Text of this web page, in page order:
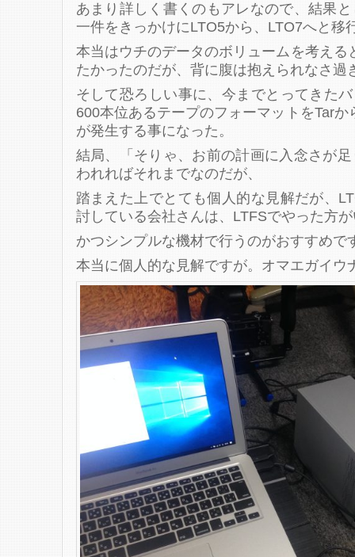
あまり詳しく書くのもアレなので、結果
一件をきっかけにLTO5から、LTO7へと移
本当はウチのデータのボリュームを考える
たかったのだが、背に腹は抱えられなさ過
そして恐ろしい事に、今までとってきた
600本位あるテープのフォーマットをTar
が発生する事になった。
結局、「そりゃ、お前の計画に入念さが
われればそれまでなのだが、
踏まえた上でとても個人的な見解だが、
討している会社さんは、LTFSでやった方
かつシンプルな機材で行うのがおすすめで
本当に個人的な見解ですが。オマエガイウ